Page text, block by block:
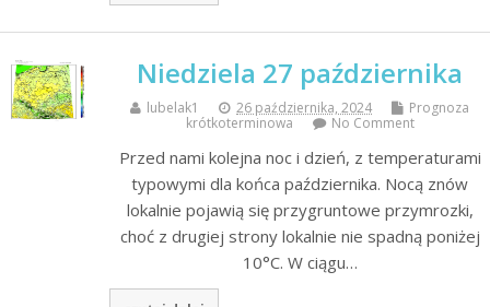
Niedziela 27 października
lubelak1 26 października, 2024
Prognoza
krótkoterminowa
No Comment
Przed nami kolejna noc i dzień, z temperaturami
typowymi dla końca października. Nocą znów
lokalnie pojawią się przygruntowe przymrozki,
choć z drugiej strony lokalnie nie spadną poniżej
10°C. W ciągu…